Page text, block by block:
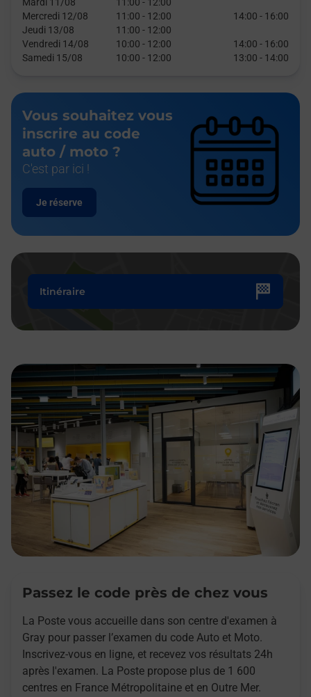
Mercredi 12/08
11:00 - 12:00 14:00 - 16:00
Jeudi 13/08
11:00 - 12:00
Vendredi 14/08
10:00 - 12:00 14:00 - 16:00
Samedi 15/08
10:00 - 12:00 13:00 - 14:00
Vous souhaitez vous
inscrire au code
auto / moto ?
C'est par ici !
Je réserve
Itinéraire
Passez le code près de chez vous
La Poste vous accueille dans son centre d'examen à
Gray pour passer l’examen du code Auto et Moto.
Inscrivez-vous en ligne, et recevez vos résultats 24h
après l'examen. La Poste propose plus de 1 600
centres en France Métropolitaine et en Outre Mer.